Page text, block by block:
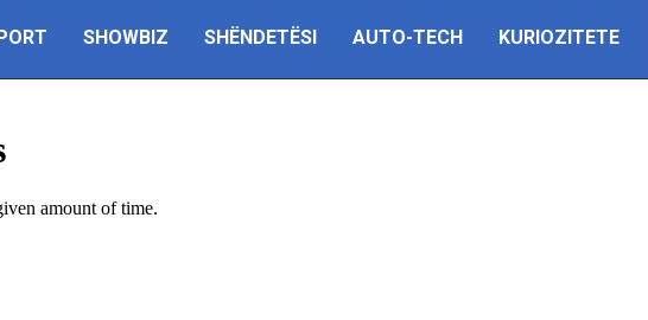
SHOWBIZ SHËNDETËSI AUTO-TECH KURIOZITETE